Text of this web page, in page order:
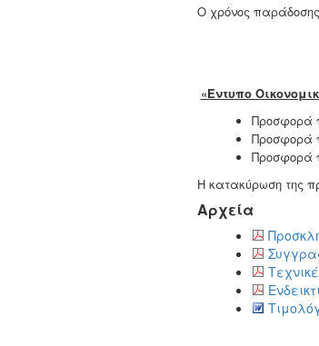
Ο χρόνος
«Έντυπο
Προσφορά
Προσφορά
Προσφορά
Η κατακύρωση της
Αρχεία